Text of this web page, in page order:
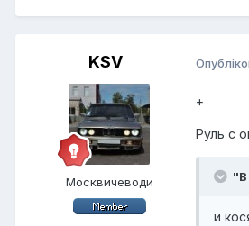
KSV
Москвичеводи
+
Руль с
"В
и